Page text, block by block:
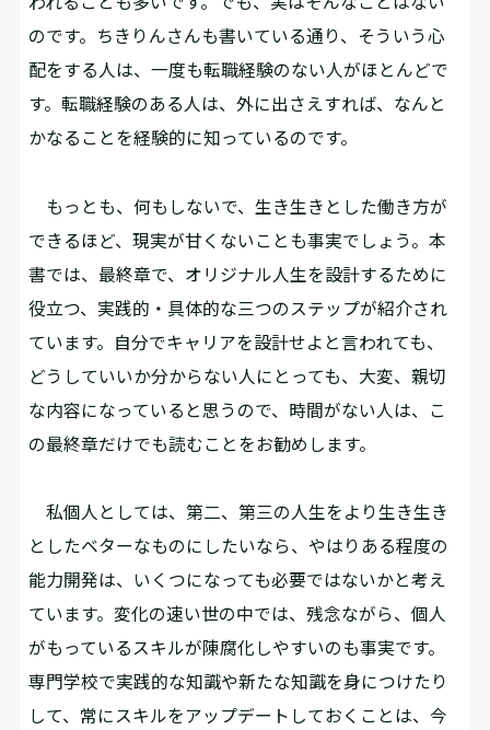
のです。ちきりんさんも書いている通り、そういう心
配をする人は、一度も転職経験のない人がほとんどで
す。転職経験のある人は、外に出さえすれば、なんと
かなることを経験的に知っているのです。
もっとも、何もしないで、生き生きとした働き方が
できるほど、現実が甘くないことも事実でしょう。本
書では、最終章で、オリジナル人生を設計するために
役立つ、実践的・具体的な三つのステップが紹介され
ています。自分でキャリアを設計せよと言われても、
どうしていいか分からない人にとっても、大変、親切
な内容になっていると思うので、時間がない人は、こ
の最終章だけでも読むことをお勧めします。
私個人としては、第二、第三の人生をより生き生き
としたベターなものにしたいなら、やはりある程度の
能力開発は、いくつになっても必要ではないかと考え
ています。変化の速い世の中では、残念ながら、個人
がもっているスキルが陳腐化しやすいのも事実です。
専門学校で実践的な知識や新たな知識を身につけたり
して、常にスキルをアップデートしておくことは、今